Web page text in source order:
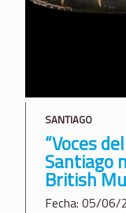
SANTIAGO
“Voces
Santiago
British
Fecha: 05/